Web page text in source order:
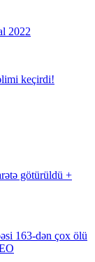
2022
keçirdi!
götürüldü +
163-dən çox ölü